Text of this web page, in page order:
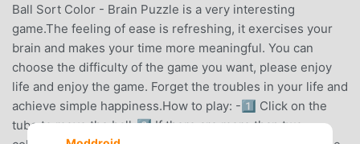
Ball Sort Color - Brain Puzzle is a very interesting
game.The feeling of ease is refreshing, it exercises your
brain and makes your time more meaningful. You can
choose the difficulty of the game you want, please enjoy
life and enjoy the game. Forget the troubles in your life and
achieve simple happiness.How to play: -1⃣ Click on the
tube to move the ball-2⃣ If there are more than two